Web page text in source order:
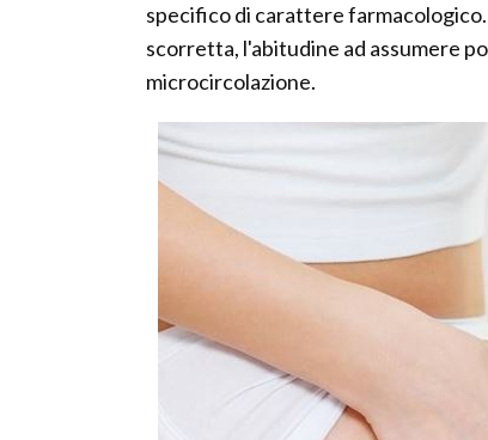
specifico di carattere
scorretta, l'abitudine ad assumere
microcircolazione.